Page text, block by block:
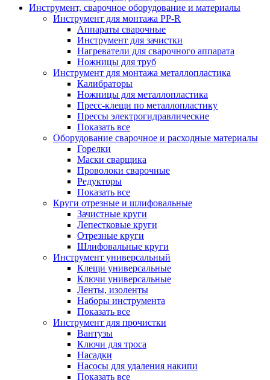
Инструмент, сварочное оборудование и материалы
Инструмент для монтажа PP-R
Аппараты сварочные
Инструмент для зачистки
Нагреватели для сварочного аппарата
Ножницы для труб
Инструмент для монтажа металлопластика
Калибраторы
Ножницы для металлопластика
Пресс-клещи по металлопластику
Прессы электрогидравлические
Показать все
Оборудование сварочное и расходные материалы
Горелки
Маски сварщика
Проволоки сварочные
Редукторы
Показать все
Круги отрезные и шлифовальные
Зачистные круги
Лепестковые круги
Отрезные круги
Шлифовальные круги
Инструмент универсальный
Клещи универсальные
Ключи универсальные
Ленты, изоленты
Наборы инструмента
Показать все
Инструмент для прочистки
Вантузы
Ключи для троса
Насадки
Насосы для удаления накипи
Показать все